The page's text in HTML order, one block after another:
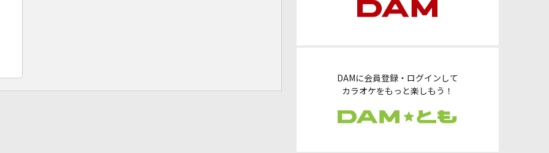
DAMに会員登録・ログインして
カラオケをもっと楽しもう！